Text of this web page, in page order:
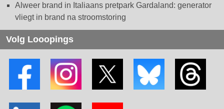
Alweer brand in Italiaans pretpark Gardaland: generator
vliegt in brand na stroomstoring
Volg Looopings